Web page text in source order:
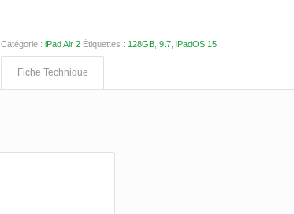
Catégorie :iPad Air 2 Étiquettes : 128GB ,9.7 ,iPadOS 15
Fiche Technique